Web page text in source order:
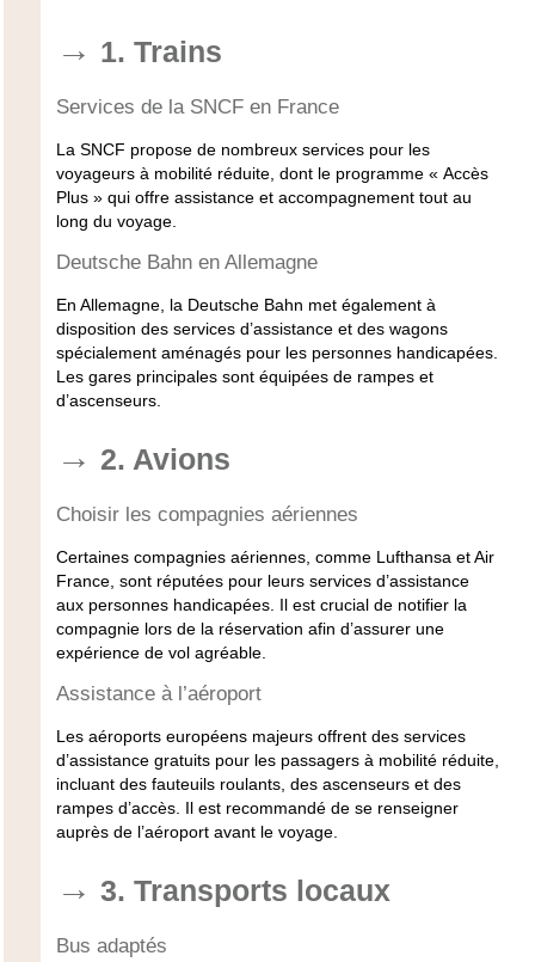
1. Trains
Services de la SNCF en France
La SNCF propose de nombreux services pour les
voyageurs à mobilité réduite, dont le programme « Accès
Plus » qui offre assistance et accompagnement tout au
long du voyage.
Deutsche Bahn en Allemagne
En Allemagne, la Deutsche Bahn met également à
disposition des services d’assistance et des wagons
spécialement aménagés pour les personnes handicapées.
Les gares principales sont équipées de rampes et
d’ascenseurs.
2. Avions
Choisir les compagnies aériennes
Certaines compagnies aériennes, comme Lufthansa et Air
France, sont réputées pour leurs services d’assistance
aux personnes handicapées. Il est crucial de notifier la
compagnie lors de la réservation afin d’assurer une
expérience de vol agréable.
Assistance à l’aéroport
Les aéroports européens majeurs offrent des services
d’assistance gratuits pour les passagers à mobilité réduite,
incluant des fauteuils roulants, des ascenseurs et des
rampes d’accès. Il est recommandé de se renseigner
auprès de l’aéroport avant le voyage.
3. Transports locaux
Bus adaptés